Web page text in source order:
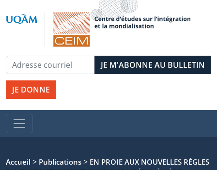
JE DONNE
Accueil > Publications > EN PROIE AUX NOUVELLES RÈGLES